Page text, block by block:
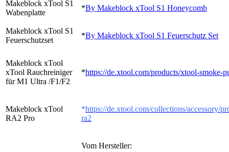
Makeblock xTool S1
Wabenplatte
*By Makeblock xTool S1 Honeycomb
Makeblock xTool S1
Feuerschutzset
*By Makeblock xTool S1 Feuerschutz Set
Makeblock xTool
xTool Rauchreiniger
für M1 Ultra /F1/F2
*https://de.xtool.com/products/xtool-smoke-
Makeblock xTool
RA2 Pro
*https://de.xtool.com/collections/accessory/
ra2
Vom Hersteller: